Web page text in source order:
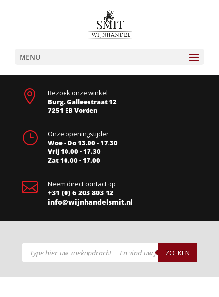
MENU

Bezoek onze winkel
Burg. Galleestraat 12
7251 EB Vorden
}
Onze openingstijden
Woe - Do 13.00 - 17.30
Vrij 10.00 - 17.30
Zat 10.00 - 17.00
 Neem direct contact op
+31 (0) 6 203 803 12
info@wijnhandelsmit.nl
Producten
zoeken ZOEKEN